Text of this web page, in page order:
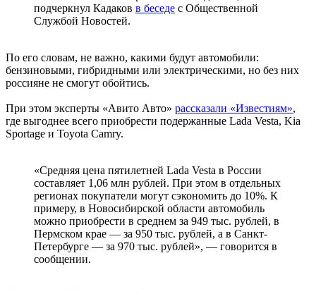
подчеркнул Кадаков в беседе с Общественной
Службой Новостей.
По его словам, не важно, какими будут автомобили:
бензиновыми, гибридными или электрическими, но без них
россияне не смогут обойтись.
При этом эксперты «Авито Авто» рассказали «Известиям»,
где выгоднее всего приобрести подержанные Lada Vesta, Kia
Sportage и Toyota Camry.
«Средняя цена пятилетней Lada Vesta в России
составляет 1,06 млн рублей. При этом в отдельных
регионах покупатели могут сэкономить до 10%. К
примеру, в Новосибирской области автомобиль
можно приобрести в среднем за 949 тыс. рублей, в
Пермском крае — за 950 тыс. рублей, а в Санкт-
Петербурге — за 970 тыс. рублей», — говорится в
сообщении.